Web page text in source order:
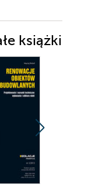
książki